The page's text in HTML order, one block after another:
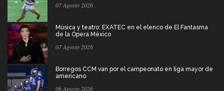
07 Agosto 2026
Música y teatro: EXATEC en el elenco de El Fantasma
de la Ópera México
07 Agosto 2026
Borregos CCM van por el campeonato en liga mayor de
americano
06 Agosto 2026